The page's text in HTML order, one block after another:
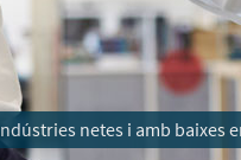
Indústries netes i amb